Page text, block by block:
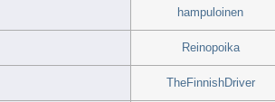
hampuloinen
Reinopoika
TheFinnishDriver